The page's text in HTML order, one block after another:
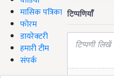
मासिक पत्रिका
फोरम
डायरेक्टरी
हमारी टीम
संपर्क